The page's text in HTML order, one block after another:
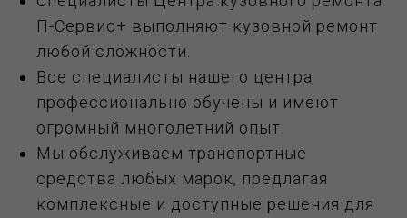
П-Сервис+ выполняют кузовной ремонт
любой сложности.
Все специалисты нашего центра
профессионально обучены и имеют
огромный многолетний опыт.
Мы обслуживаем транспортные
средства любых марок, предлагая
комплексные и доступные решения для